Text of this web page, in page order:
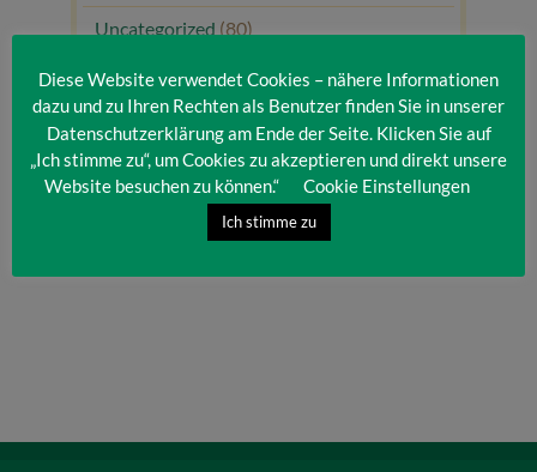
Uncategorized (80)
Unsere Gäste(1)
Diese Website verwendet Cookies – nähere Informationen
dazu und zu Ihren Rechten als Benutzer finden Sie in unserer
Datenschutzerklärung am Ende der Seite. Klicken Sie auf
„Ich stimme zu“, um Cookies zu akzeptieren und direkt unsere
Website besuchen zu können.“
Cookie Einstellungen
Ich stimme zu